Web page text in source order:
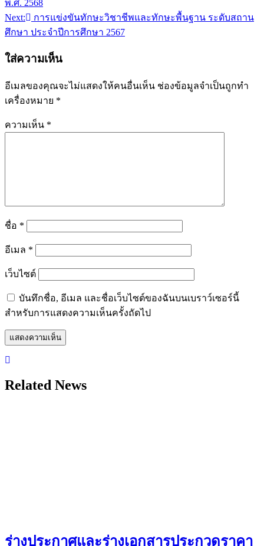
พ.ศ. 2568
Next:
การแข่งขันทักษะวิชาชีพและทักษะพื้นฐาน ระดับสถาน
ศึกษา ประจำปีการศึกษา 2567
ใส่ความเห็น
อีเมลของคุณจะไม่แสดงให้คนอื่นเห็น ช่องข้อมูลจำเป็นถูกทำ
เครื่องหมาย *
ความเห็น *
ชื่อ *
อีเมล *
เว็บไซต์
บันทึกชื่อ, อีเมล และชื่อเว็บไซต์ของฉันบนเบราว์เซอร์นี้
สำหรับการแสดงความเห็นครั้งถัดไป
Related News
ร่างประกาศและร่างเอกสารประกวดราคา